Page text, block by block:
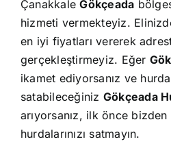
ÇanakkaleGökçeada
hizmeti vermekteyiz.
en iyi fiyatları vererek
gerçekleştirmeyiz. Eğer
ikamet ediyorsanız ve
satabileceğiniz Gökçeada
arıyorsanız, ilk önce
hurdalarınızı satmayın.